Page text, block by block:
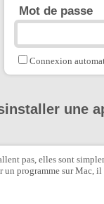
Mot de passe
Connexion
une
pas, elles sont
un programme sur Mac,